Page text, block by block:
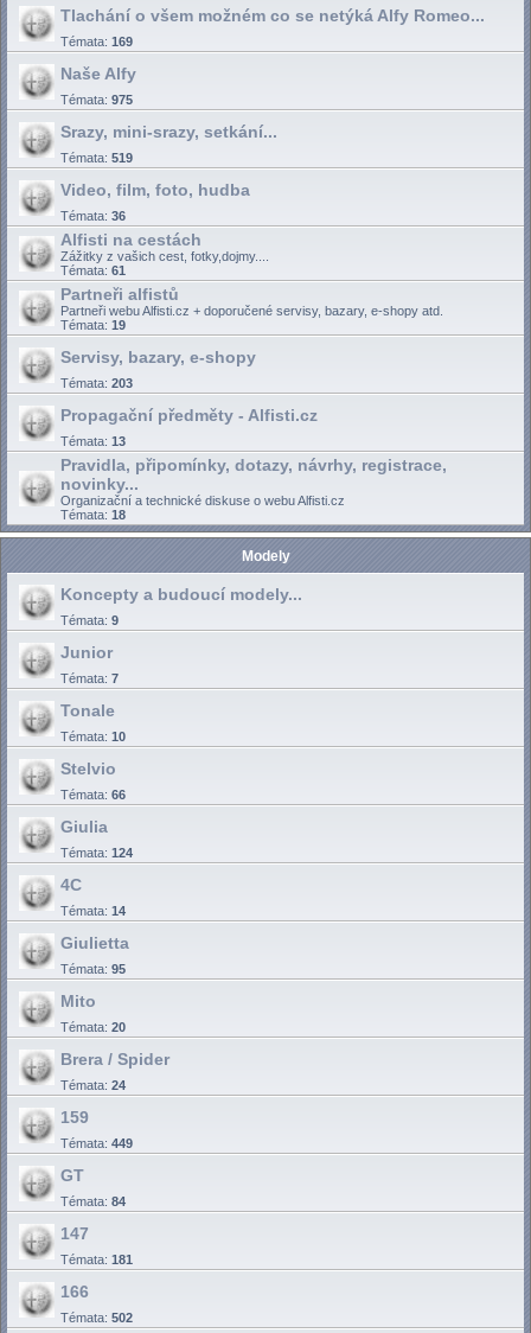
Tlachání o všem možném co se netýká Alfy Romeo...
Témata: 169
Naše Alfy
Témata: 975
Srazy, mini-srazy, setkání...
Témata: 519
Video, film, foto, hudba
Témata: 36
Alfisti na cestách
Zážitky z vašich cest, fotky,dojmy....
Témata: 61
Partneři alfistů
Partneři webu Alfisti.cz + doporučené servisy, bazary, e-shopy atd.
Témata: 19
Servisy, bazary, e-shopy
Témata: 203
Propagační předměty - Alfisti.cz
Témata: 13
Pravidla, připomínky, dotazy, návrhy, registrace,
novinky...
Organizační a technické diskuse o webu Alfisti.cz
Témata: 18
Modely
Koncepty a budoucí modely...
Témata: 9
Junior
Témata: 7
Tonale
Témata: 10
Stelvio
Témata: 66
Giulia
Témata: 124
4C
Témata: 14
Giulietta
Témata: 95
Mito
Témata: 20
Brera / Spider
Témata: 24
159
Témata: 449
GT
Témata: 84
147
Témata: 181
166
Témata: 502